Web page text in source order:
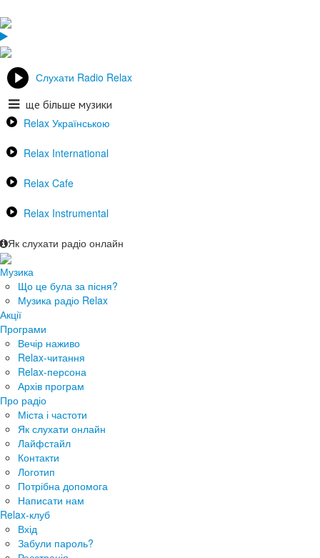
Слухати Radio Relax
ще більше музики
Relax Українською
Relax International
Relax Cafe
Relax Instrumental
Як слухати радіо онлайн
Музика
Що це була за пісня?
Музика радіо Relax
Акції
Програми
Вечір наживо
Relax-читання
Relax-персона
Архів програм
Про радіо
Міста і частоти
Як слухати онлайн
Лайфстайл
Контакти
Логотип
Потрібна допомога
Написати нам
Relax-клуб
Вхід
Забули пароль?